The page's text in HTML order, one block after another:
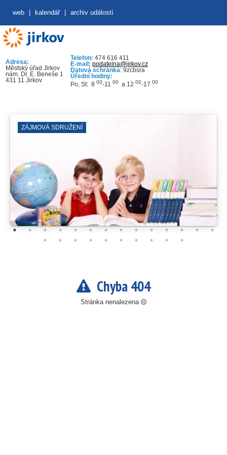
web kalendář archiv událostí
Adresa:
Městský úřad Jirkov
nám. Dr. E. Beneše 1
431 11 Jirkov
Telefon: 474 616 411
E-mail: podatelna@jirkov.cz
Datová schránka: 9zcbsra
Úřední hodiny:
Po, St: 8 00-11 00 a 12 00-17 00
ZÁJMOVÁ SDRUŽENÍ
Chyba 404
Stránka nenalezena